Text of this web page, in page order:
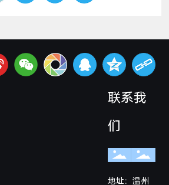
联系我
们
地址：温州